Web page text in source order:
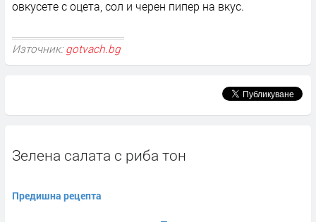
овкусете с оцета, сол и черен пипер на вкус.
Източник: gotvach.bg
Зелена салата с риба тон
Предишна рецепта